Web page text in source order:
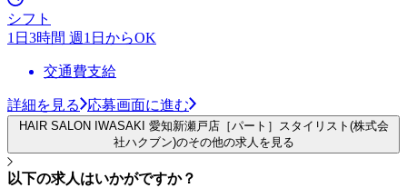
シフト
1日3時間 週1日からOK
交通費支給
詳細を見る 応募画面に進む
HAIR SALON IWASAKI 愛知新瀬戸店［パート］スタイリスト(株式会
社ハクブン)のその他の求人を見る
以下の求人はいかがですか？